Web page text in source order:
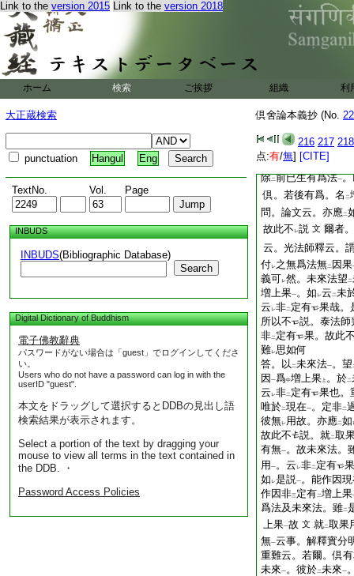
Link to the version 2015 Link to the version 2018
ホーム 検索 ご挨拶 組織 利
大正蔵検索
punctuation Hangul Eng
TextNo. Vol. Page
INBUDS
INBUDS(Bibliographic Database)
Search
Digital Dictionary of Buddhism
電子佛教辭典
パスワードがない場合は「guest」でログインしてくださ
い。
Users who do not have a password can log in with the
userID "guest".
本文をドラッグして選択するとDDBの見出し語
検索結果が表示されます。
Select a portion of the text by dragging your
mouse to view all terms in the text contained in
the DDB. ・
Password Access Policies
倶舍論本義抄 (No.
216 217 218
点:有/無] [CITE]
顯二彼果體一。
也。若有爲言。
者。未レ 顯 レ果體唯限
是餘有爲之増
増上果
相其
也。委云
果 爲言 長行標 二因
行文 一云。諸有爲法
上果 文 故光法師釋
除二前已生有爲法一
倶。若後有爲。名 二
問。論文云。亦應二
故此不 レ説 文 爾者
云。光法師釋云。
付レ之無爲法無二 因果
義可レ然。未來法望 二
増上果一。如 レ云 二未
云 レ非二 定有
果哉。
所以不
説。泰法師
非二 定有
果。故此
難レ思如何
答。以 二未來法一。望
因 一爲中増上果 上 。於二
云 レ非二 定有
果也。
唯於二現在一。定非二
彼無レ用故。亦應二如
故此不 説。就二取
有無一。故未來法。
用 一。云 レ非二 定有
如 レ是説一。能作因
作因非三定有二増上果
爲法及未來法。雖二
上果一故 文 就二取果
無一云事。解釋實分
重難云。若爾。倶
未來一。彼於二未來一